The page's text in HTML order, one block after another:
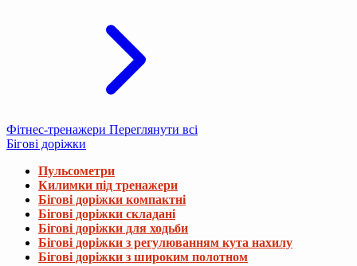
Фітнес-тренажери Переглянути всі
Бігові доріжки
Пульсометри
Килимки під тренажери
Бігові доріжки компактні
Бігові доріжки складані
Бігові доріжки для ходьби
Бігові доріжки з регулюванням кута нахилу
Бігові доріжки з широким полотном